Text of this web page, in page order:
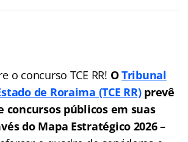
o concurso TCE RR! OTribunal
de Roraima (TCE RR)prevê
concursos públicos em suas
do Mapa Estratégico 2026 –